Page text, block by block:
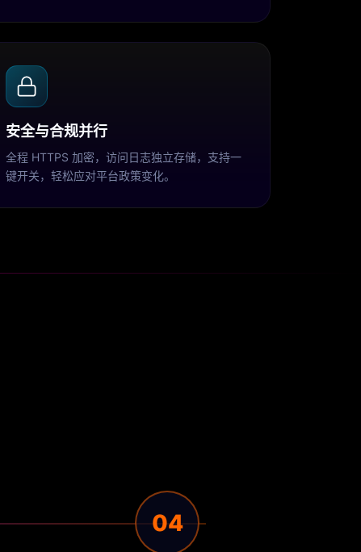
安全与合规并行
全程 HTTPS 加密，访问日志独立存储，支持一
键开关，轻松应对平台政策变化。
04